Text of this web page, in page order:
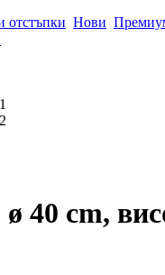
отстъпки Нови
40 cm,